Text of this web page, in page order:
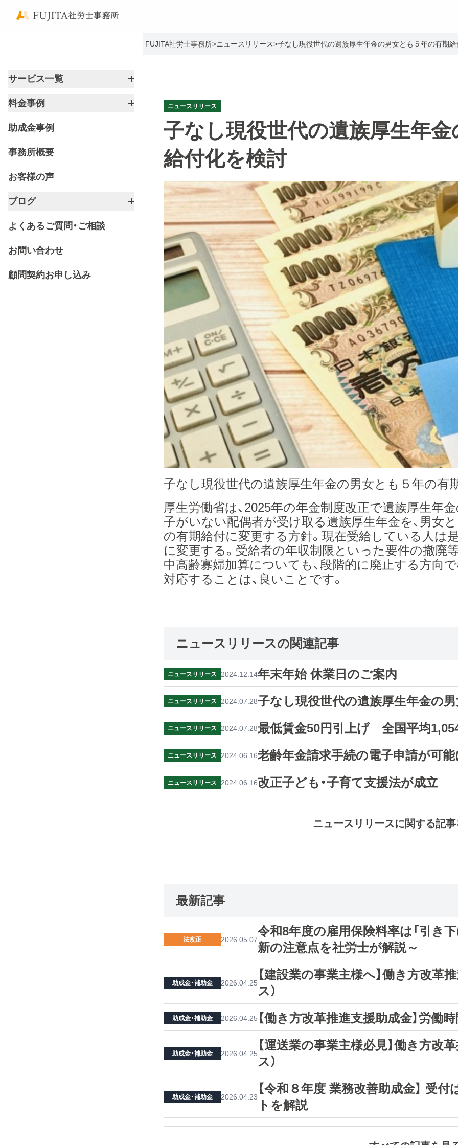
サービス一覧
料金事例
助成金事例
事務所概要
お客様の声
ブログ
よくあるご質問・ご相談
お問い合わせ
顧問契約お申し込み
FUJITA社労士事務所>ニュースリリース>子なし現役世代の遺族厚生年金の男女とも５年の有期
ニュースリリース
子なし現役世代の遺族厚生年
給付化を検討
子なし現役世代の遺族厚生年金の男女とも５年の有
厚生労働省は、2025年の年金制度改正で遺族厚生年
子がいない配偶者が受け取る遺族厚生年金を、男女
の有期給付に変更する方針。現在受給している人は
に変更する。受給者の年収制限といった要件の撤廃
中高齢寡婦加算についても、段階的に廃止する方向
対応することは、良いことです。
ニュースリリースの関連記事
年末年始 休業日のご案内
ニュースリリース 2024.12.14
子なし現役世代の遺族厚生年金の
ニュースリリース 2024.07.28
最低賃金50円引上げ 全国平均
ニュースリリース 2024.07.28
老齢年金請求手続の電子申請が可能
ニュースリリース 2024.06.16
改正子ども・子育て支援法が成立
ニュースリリース 2024.06.16
ニュースリリースに関する記
最新記事
令和8年度の雇用保険料率は「引き
新の注意点を社労士が解説～
法改正 2026.05.07
【建設業の事業主様へ】働き方改革
ス）
助成金・補助金 2026.04.25
【働き方改革推進支援助成金】労働
助成金・補助金 2026.04.25
【運送業の事業主様必見】働き方改
ス）
助成金・補助金 2026.04.25
【令和８年度 業務改善助成金】 受
トを解説
助成金・補助金 2026.04.23